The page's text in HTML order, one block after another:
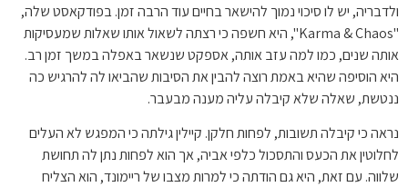
ולדבריה, יש לו סיכוי נמוך להישאר בחיים עוד הרבה זמן. בפודקאסט שלה,
"Karma & Chaos", היא חשפה כי רצתה לשאול אותו שאלות שמעסיקות
אותה שנים, כמו למה עזב אותה, אספקט שנשאר באפלה במשך זמן רב.
היא הוסיפה שהיא באמת רוצה להבין את הסיבות שהביאו לה להרגיש כה
ננטשת, שאלה שלא קיבלה עליה מענה מבעבר.
נראה כי קיבלה תשובות, לפחות חלקן. קיילין גילתה כי המפגש לא העלים
לחלוטין את הכעס והתסכול כלפי אביה, אך הוא לפחות נתן לה תחושת
שלווה. עם זאת, היא גם הודתה כי למרות מצבו של ריימונד, הוא הצליח